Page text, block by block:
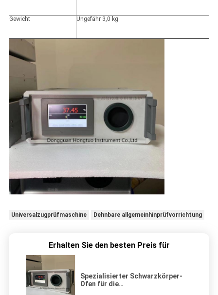
Gewicht Ungefähr 3,0 kg
Universalzugprüfmaschine Dehnbare allgemeinhinprüfvorrichtung
Erhalten Sie den besten Preis für
Spezialisierter Schwarzkörper-
Ofen für die